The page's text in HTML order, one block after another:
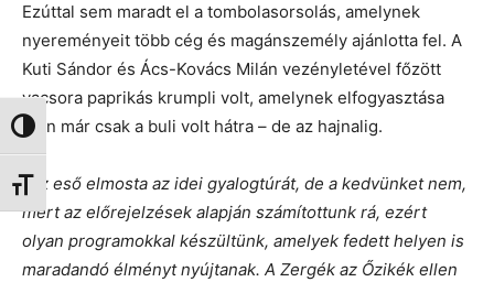
Nagy kontraszt váltása
Betűméret váltása
Ezúttal sem maradt el a tombolasorsolás, amelynek
nyereményeit több cég és magánszemély ajánlotta fel. A
Kuti Sándor és Ács-Kovács Milán vezényletével főzött
vacsora paprikás krumpli volt, amelynek elfogyasztása
után már csak a buli volt hátra – de az hajnalig.
„Az eső elmosta az idei gyalogtúrát, de a kedvünket nem,
mert az előrejelzések alapján számítottunk rá, ezért
olyan programokkal készültünk, amelyek fedett helyen is
maradandó élményt nyújtanak. A Zergék az Őzikék ellen